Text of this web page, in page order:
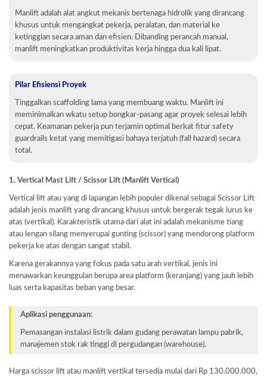
Manlift adalah alat angkut mekanis bertenaga hidrolik yang dirancang
khusus untuk mengangkat pekerja, peralatan, dan material ke
ketinggian secara aman dan efisien. Dibanding perancah manual,
manlift meningkatkan produktivitas kerja hingga dua kali lipat.
Pilar Efisiensi Proyek
Tinggalkan scaffolding lama yang membuang waktu. Manlift ini
meminimalkan wkatu setup bongkar-pasang agar proyek selesai lebih
cepat. Keamanan pekerja pun terjamin optimal berkat fitur safety
guardrails ketat yang memitigasi bahaya terjatuh (fall hazard) secara
total.
1. Vertical Mast Lift / Scissor Lift (Manlift Vertical)
Vertical lift atau yang di lapangan lebih populer dikenal sebagai Scissor Lift
adalah jenis manlift yang dirancang khusus untuk bergerak tegak lurus ke
atas (vertikal). Karakteristik utama dari alat ini adalah mekanisme tiang
atau lengan silang menyerupai gunting (scissor) yang mendorong platform
pekerja ke atas dengan sangat stabil.
Karena gerakannya yang fokus pada satu arah vertikal, jenis ini
menawarkan keunggulan berupa area platform (keranjang) yang jauh lebih
luas serta kapasitas beban yang besar.
Aplikasi penggunaan:
Pemasangan instalasi listrik dalam gudang perawatan lampu pabrik,
manajemen stok rak tinggi di pergudangan (warehouse).
Harga scissor lift atau manlift vertikal tersedia mulai dari Rp 130.000.000,